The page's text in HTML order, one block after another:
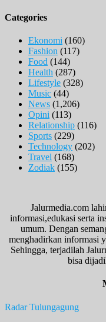
Categories
Ekonomi (160)
Fashion (117)
Food (144)
Health (287)
Lifestyle (328)
Music (44)
News (1,206)
Opini (113)
Relationship (116)
Sports (229)
Technology (202)
Travel (168)
Zodiak (155)
Jalurmedia.com
informasi,edukasi serta
umum. Dengan
menghadirkan informasi
Sehingga, terjadilah
bisa
Radar Tulungagung